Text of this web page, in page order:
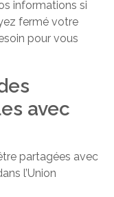
informations si
fermé votre
pour vous
avec
partagées avec
l’Union